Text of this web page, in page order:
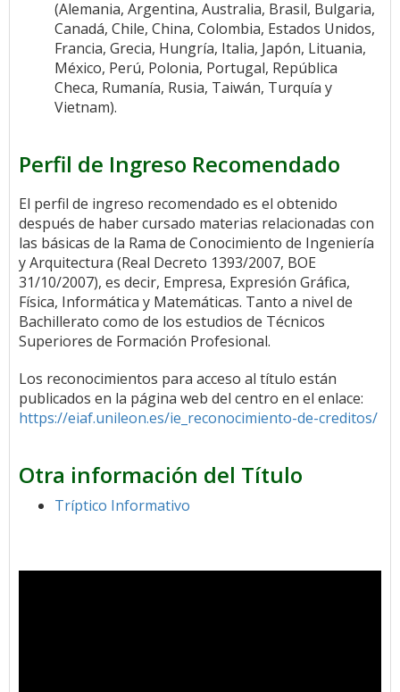
(Alemania, Argentina, Australia, Brasil, Bulgaria,
Canadá, Chile, China, Colombia, Estados Unidos,
Francia, Grecia, Hungría, Italia, Japón, Lituania,
México, Perú, Polonia, Portugal, República
Checa, Rumanía, Rusia, Taiwán, Turquía y
Vietnam).
Perfil de Ingreso Recomendado
El perfil de ingreso recomendado es el obtenido
después de haber cursado materias relacionadas con
las básicas de la Rama de Conocimiento de Ingeniería
y Arquitectura (Real Decreto 1393/2007, BOE
31/10/2007), es decir, Empresa, Expresión Gráfica,
Física, Informática y Matemáticas. Tanto a nivel de
Bachillerato como de los estudios de Técnicos
Superiores de Formación Profesional.
Los reconocimientos para acceso al título están
publicados en la página web del centro en el enlace:
https://eiaf.unileon.es/ie_reconocimiento-de-creditos/
Otra información del Título
Tríptico Informativo